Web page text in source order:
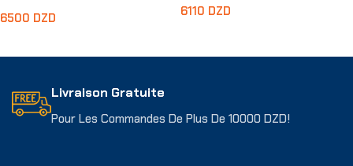
6500 DZD
6110 DZD
Livraison Gratuite
Pour Les Commandes De Plus De 10000 DZD!